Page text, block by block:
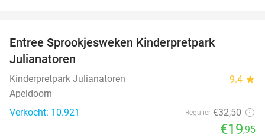
Entree Sprookjesweken Kinderpretpark
Julianatoren
Kinderpretpark Julianatoren 9.4 star
Apeldoorn
Verkocht: 10.921
Regulier €32,50
€19,95